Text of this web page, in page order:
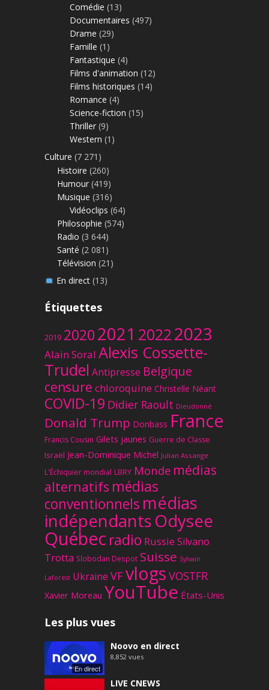
Comédie (13)
Documentaires (497)
Drame (29)
Famille (1)
Fantastique (4)
Films d'animation (12)
Films historiques (14)
Romance (4)
Science-fiction (15)
Thriller (9)
Western (1)
Culture (7 271)
Histoire (260)
Humour (419)
Musique (316)
Vidéoclips (64)
Philosophie (574)
Radio (3 644)
Santé (2 081)
Télévision (21)
En direct(13)
Étiquettes
2019 20202021 20222023
Alain Soral Alexis Cossette-
Trudel Antipresse Belgique
censure chloroquine Christelle Néant
COVID-19 Didier Raoult Dieudonné
Donald Trump Donbass France
Francis Cousin Gilets jaunes Guerre de Classe
Israël Jean-Dominique Michel Julian Assange
L'Échiquier mondial LBRY Monde médias
alternatifs médias
conventionnels médias
indépendantsOdysee
Québec radio Russie Silvano
Trotta Slobodan Despot Suisse Sylvain
Laforest Ukraine VFvlogs VOSTFR
Xavier Moreau YouTube États-Unis
Les plus vues
En direct
Noovo en direct
8,852 vues
LIVE CNEWS